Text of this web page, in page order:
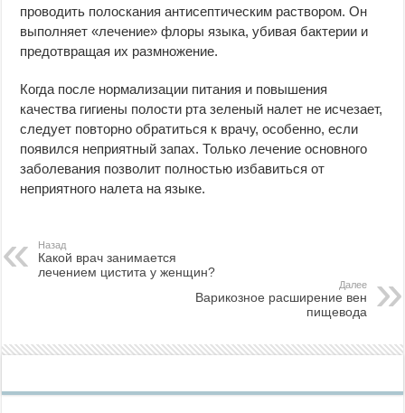
проводить полоскания антисептическим раствором. Он
выполняет «лечение» флоры языка, убивая бактерии и
предотвращая их размножение.
Когда после нормализации питания и повышения
качества гигиены полости рта зеленый налет не исчезает,
следует повторно обратиться к врачу, особенно, если
появился неприятный запах. Только лечение основного
заболевания позволит полностью избавиться от
неприятного налета на языке.
Назад
Какой врач занимается
лечением цистита у женщин?
Далее
Варикозное расширение вен
пищевода